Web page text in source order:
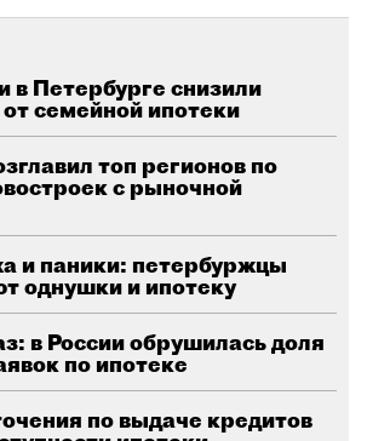
в Петербурге снизили
семейной ипотеки
топ регионов по
с рыночной
и паники: петербуржцы
однушки и ипотеку
в России обрушилась доля
по ипотеке
по выдаче кредитов